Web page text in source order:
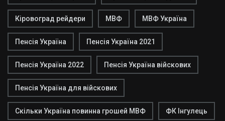
Кіровоград рейдери МВФ МВФ Україна
Пенсія Україна Пенсія Україна 2021
Пенсія Україна 2022 Пенсія Україна війскових
Пенсія Україна для війскових
Скільки Україна повинна грошей МВФ ФК Інгулець